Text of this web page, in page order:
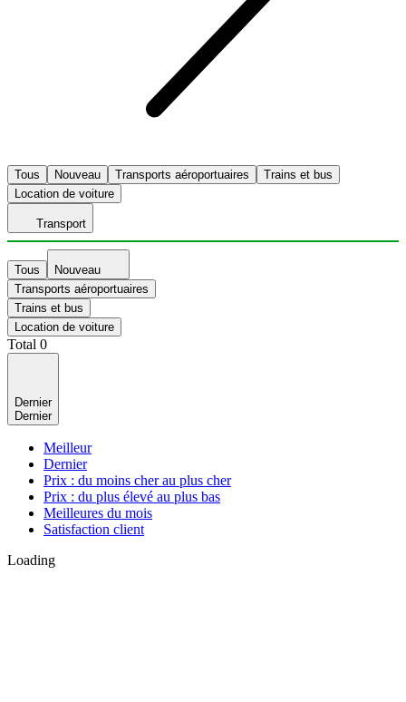
Tous Nouveau Transports aéroportuaires
Trains et bus
Location de voiture
Transport
Tous
Nouveau
Transports aéroportuaires
Trains et bus
Location de voiture
Total 0
Dernier
Dernier
Meilleur
Dernier
Prix : du moins cher au plus cher
Prix : du plus élevé au plus bas
Meilleures du mois
Satisfaction client
Loading